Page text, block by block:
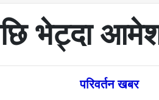
भेट्दा
परिवर्तन खबर